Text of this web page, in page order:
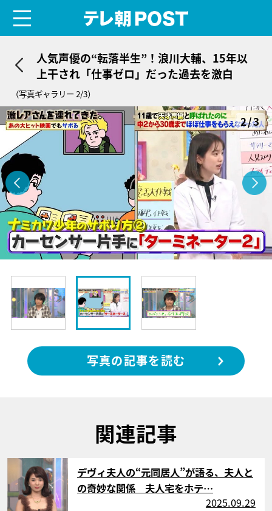
人気声優の“転落半生”！浪川大輔、15年以
上干され「仕事ゼロ」だった過去を激白
（写真ギャラリー 2/3）
2/3
写真の記事を読む
関連記事
サムネイル
デヴィ夫人の“元同居人”が語る、夫人と
の奇妙な関係 夫人宅をホテ…
2025.09.29